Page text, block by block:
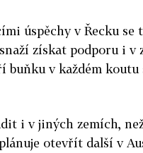
úspěchy v Řecku
získat podporu i v
buňku v každém koutu
i v jiných zemích,
otevřít další v